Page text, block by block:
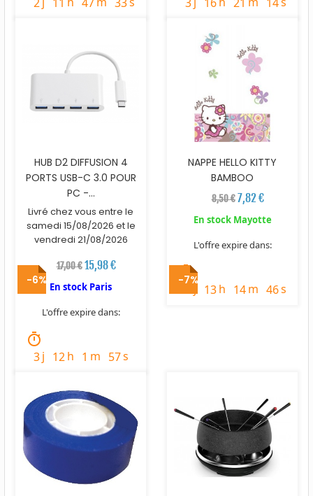
HUB D2 DIFFUSION 4
PORTS USB-C 3.0 POUR
PC -...
Livré chez vous entre le
samedi 15/08/2026 et le
vendredi 21/08/2026
17,00 € 15,98 €
En stock Paris
L'offre expire dans:
timer
3j 12h 1 m 56s
NAPPE HELLO KITTY
BAMBOO
8,50 € 7,82 €
En stock Mayotte
L'offre expire dans:
timer
13h 14m 45s
-6% -7%